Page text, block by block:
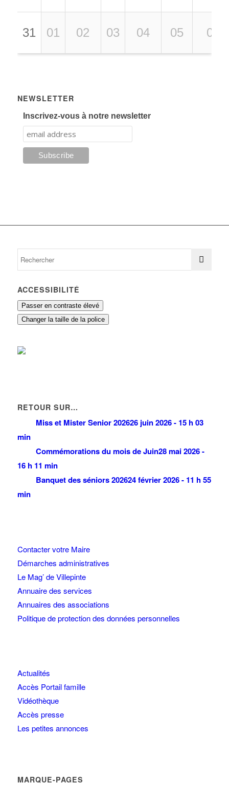
31 01 02 03 04 05 06
NEWSLETTER
Inscrivez-vous à notre newsletter
ACCESSIBILITÉ
Passer en contraste élevé
Changer la taille de la police
RETOUR SUR…
Miss et Mister Senior 202626 juin 2026 - 15 h 03
min
Commémorations du mois de Juin28 mai 2026 -
16 h 11 min
Banquet des séniors 202624 février 2026 - 11 h 55
min
Contacter votre Maire
Démarches administratives
Le Mag’ de Villepinte
Annuaire des services
Annuaires des associations
Politique de protection des données personnelles
Actualités
Accès Portail famille
Vidéothèque
Accès presse
Les petites annonces
MARQUE-PAGES